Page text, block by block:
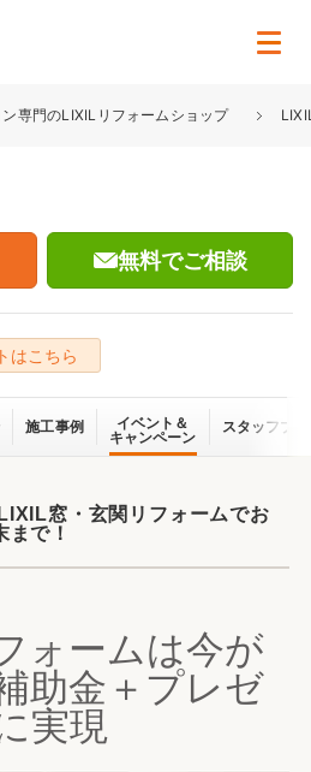
専門のLIXILリフォームショップ
無料でご相談
はこちら
施工事例
イベント＆
キャンペーン
スタッフブ
窓・玄関リフォームでお
で！
ォームは今が
助金＋プレゼ
実現